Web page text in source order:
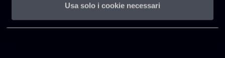
Usa solo i cookie necessari
P.IVA 01305231001